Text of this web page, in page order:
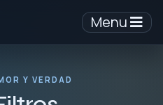
Menu
Y VERDAD